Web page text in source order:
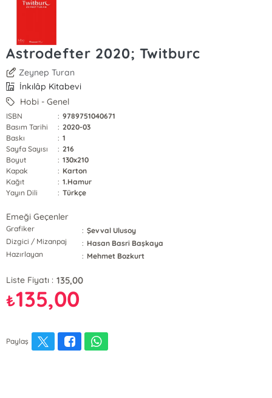
Astrodefter 2020; Twitburc
Zeynep Turan
İnkılâp Kitabevi
Hobi - Genel
ISBN : 9789751040671
Basım Tarihi
: 2020-03
Baskı
: 1
Sayfa Sayısı
: 216
Boyut
: 130x210
Kapak
: Karton
Kağıt
: 1.Hamur
Yayın Dili
: Türkçe
Emeği Geçenler
Grafiker : Şevval Ulusoy
Dizgici / Mizanpaj
: Hasan Basri Başkaya
Hazırlayan
: Mehmet Bozkurt
Liste Fiyatı : 135,00
₺135,00
Paylaş